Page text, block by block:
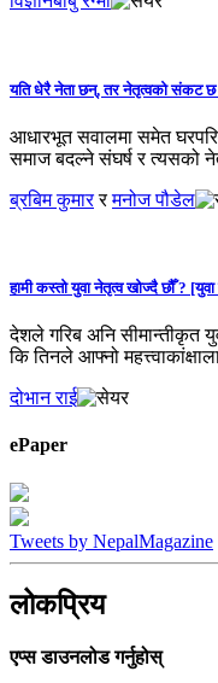
यति धेरै नेता छन्, तर नेतृत्वको संकट
आधारभूत सवालमा समेत
समाज बदल्ने संघर्ष र त्यसको
ब्रबिम कुमाररमनोज पौडेल
हामी कस्तो युवा नेतृत्व खोज्दै छौँ ?
देशले गरिब अनि सीमान्तीकृत
कि तिनले आफ्नो
दोभान राई
ePaper
Tweets by NepalMagazine
लोकप्रिय
एप्स डाउनलोड गर्नुहोस्